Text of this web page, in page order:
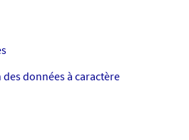
données à caractère